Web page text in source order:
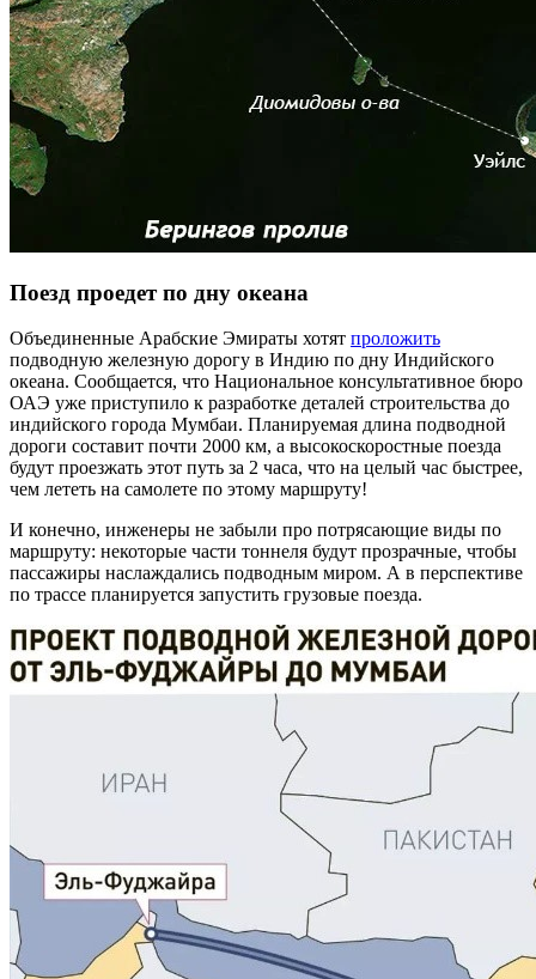
Поезд проедет по дну океана
Объединенные Арабские Эмираты хотят проложить
подводную железную дорогу в Индию по дну Индийского
океана. Сообщается, что Национальное консультативное бюро
ОАЭ уже приступило к разработке деталей строительства до
индийского города Мумбаи. Планируемая длина подводной
дороги составит почти 2000 км, а высокоскоростные поезда
будут проезжать этот путь за 2 часа, что на целый час быстрее,
чем лететь на самолете по этому маршруту!
И конечно, инженеры не забыли про потрясающие виды по
маршруту: некоторые части тоннеля будут прозрачные, чтобы
пассажиры наслаждались подводным миром. А в перспективе
по трассе планируется запустить грузовые поезда.